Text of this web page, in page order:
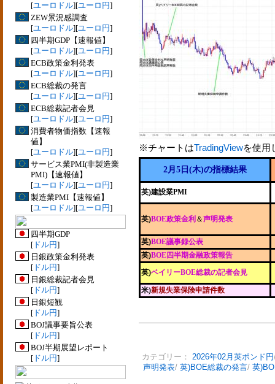
[ユーロドル][ユーロ円]
ZEW景況感調査
[ユーロドル][ユーロ円]
四半期GDP【速報値】
[ユーロドル][ユーロ円]
ECB政策金利発表
[ユーロドル][ユーロ円]
ECB総裁の発言
[ユーロドル][ユーロ円]
ECB総裁記者会見
[ユーロドル][ユーロ円]
消費者物価指数【速報
値】
[ユーロドル][ユーロ円]
サービス業PMI(非製造業
PMI)【速報値】
[ユーロドル][ユーロ円]
製造業PMI【速報値】
[ユーロドル][ユーロ円]
四半期GDP
[ ドル円]
日銀政策金利発表
[ ドル円]
日銀総裁記者会見
[ ドル円]
日銀短観
[ ドル円]
BOJ議事要旨公表
[ ドル円]
BOJ半期展望レポート
[ ドル円]
※チャートはTradingViewを使用
2月5日(木)の指標結果
英)建設業PMI
英)BOE政策金利 ＆声明発表
英)BOE議事録公表
英)BOE四半期金融政策報告
英)ベイリーBOE総裁の記者会見
米)新規失業保険申請件数
カテゴリー： 2026年02月英ポンド円
声明発表/ 英)BOE総裁の発言/ 英